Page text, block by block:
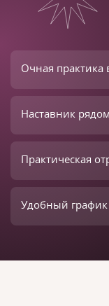
Очная практика
Наставник
Практическая
Удобный график